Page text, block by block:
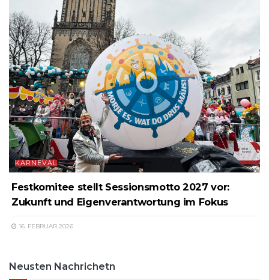
KARNEVAL
Festkomitee stellt Sessionsmotto 2027 vor:
Zukunft und Eigenverantwortung im Fokus
16. FEBRUAR 2026
Neusten Nachrichetn